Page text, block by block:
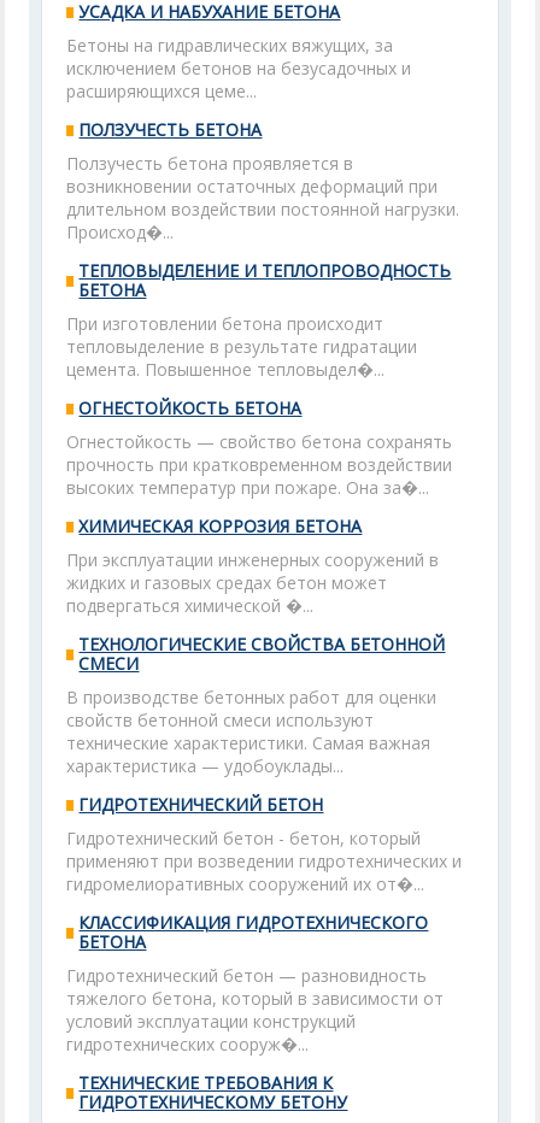
УСАДКА И НАБУХАНИЕ БЕТОНА
Бетоны на гидравлических вяжущих, за
исключением бетонов на безусадочных и
расширяющихся цеме...
ПОЛЗУЧЕСТЬ БЕТОНА
Ползучесть бетона проявляется в
возникновении остаточных деформаций при
длительном воздействии постоянной нагрузки.
Происход�...
ТЕПЛОВЫДЕЛЕНИЕ И ТЕПЛОПРОВОДНОСТЬ
БЕТОНА
При изготовлении бетона происходит
тепловыделение в результате гидратации
цемента. Повышенное тепловыдел�...
ОГНЕСТОЙКОСТЬ БЕТОНА
Огнестойкость — свойство бетона сохранять
прочность при кратковременном воздействии
высоких температур при пожаре. Она за�...
ХИМИЧЕСКАЯ КОРРОЗИЯ БЕТОНА
При эксплуатации инженерных сооружений в
жидких и газовых средах бетон может
подвергаться химической �...
ТЕХНОЛОГИЧЕСКИЕ СВОЙСТВА БЕТОННОЙ
СМЕСИ
В производстве бетонных работ для оценки
свойств бетонной смеси используют
технические характеристики. Самая важная
характеристика — удобоуклады...
ГИДРОТЕХНИЧЕСКИЙ БЕТОН
Гидротехнический бетон - бетон, который
применяют при возведении гидротехнических и
гидромелиоративных сооружений их от�...
КЛАССИФИКАЦИЯ ГИДРОТЕХНИЧЕСКОГО
БЕТОНА
Гидротехнический бетон — разновидность
тяжелого бетона, который в зависимости от
условий эксплуатации конструкций
гидротехнических сооруж�...
ТЕХНИЧЕСКИЕ ТРЕБОВАНИЯ К
ГИДРОТЕХНИЧЕСКОМУ БЕТОНУ